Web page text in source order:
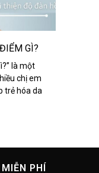
GÌ?
là một
chị em
trẻ hóa da
PHÍ